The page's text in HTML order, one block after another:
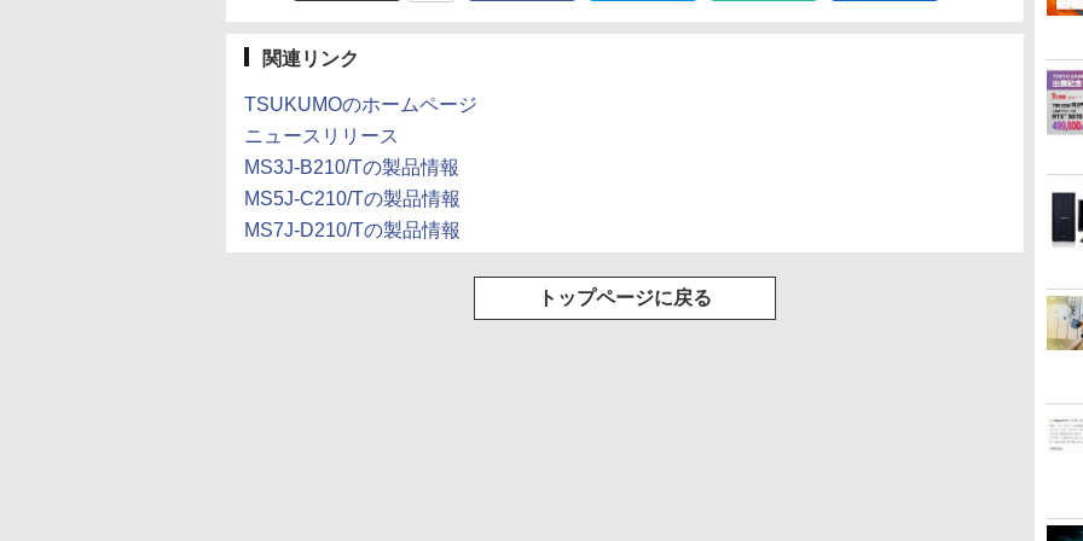
関連リンク
TSUKUMOのホームページ
ニュースリリース
MS3J-B210/Tの製品情報
MS5J-C210/Tの製品情報
MS7J-D210/Tの製品情報
トップページに戻る